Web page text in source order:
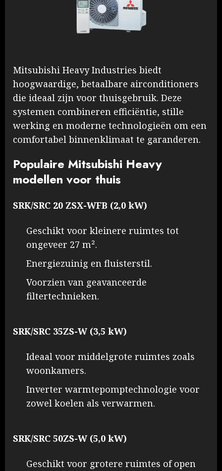
Mitsubishi Heavy Industries biedt
hoogwaardige, betaalbare airconditioners
die ideaal zijn voor thuisgebruik. Deze
systemen combineren efficiëntie, stille
werking en moderne technologieën om een
comfortabel binnenklimaat te garanderen.​
Populaire Mitsubishi Heavy
modellen voor thuis
SRK/SRC 20 ZSX-WFB (2,0 kW)
Geschikt voor kleinere ruimtes tot
ongeveer 27 m².
Energiezuinig en fluisterstil.
Voorzien van geavanceerde
filtertechnieken.
SRK/SRC 35ZS-W (3,5 kW)
Ideaal voor middelgrote ruimtes zoals
woonkamers.
Inverter warmtepomptechnologie voor
zowel koelen als verwarmen.
SRK/SRC 50ZS-W (5,0 kW)
Geschikt voor grotere ruimtes of open